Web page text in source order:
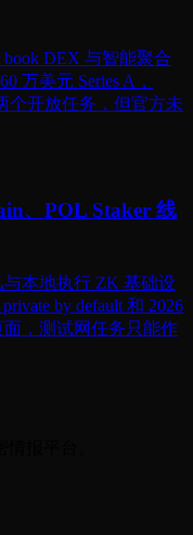
book DEX 与智能聚合
万美元 Series A，
个开放任务，但官方未
、POL Staker 线
与本地执行 ZK 基础设
by default 和 2026
，测试网任务只能作